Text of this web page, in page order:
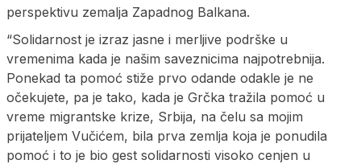
perspektivu zemalja Zapadnog Balkana.
“Solidarnost je izraz jasne i merljive podrške u
vremenima kada je našim saveznicima najpotrebnija.
Ponekad ta pomoć stiže prvo odande odakle je ne
očekujete, pa je tako, kada je Grčka tražila pomoć u
vreme migrantske krize, Srbija, na čelu sa mojim
prijateljem Vučićem, bila prva zemlja koja je ponudila
pomoć i to je bio gest solidarnosti visoko cenjen u